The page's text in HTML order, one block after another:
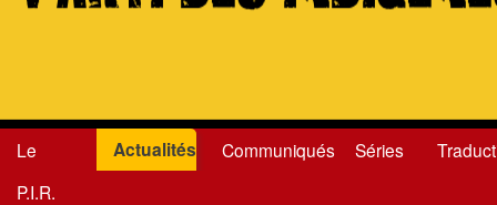
Aller
au
Le
P.I.R.
Actualités Communiqués Séries